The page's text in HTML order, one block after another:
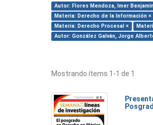
Autor: Flores Mendoza, Imer
Materia: Derecho de la Información ×
Materia: Derecho Procesal ×
Autor: González Galván, Jorge
Mostrando ítems 1-1 de 1